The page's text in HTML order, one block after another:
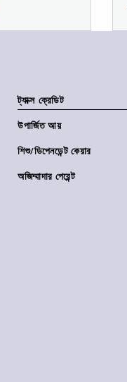
ট্যাক্স ক্রেডিট
উপার্জিত আয়
শিশু/ডিপেনডেন্ট কেয়ার
অজিম্মাদার পেরেন্ট